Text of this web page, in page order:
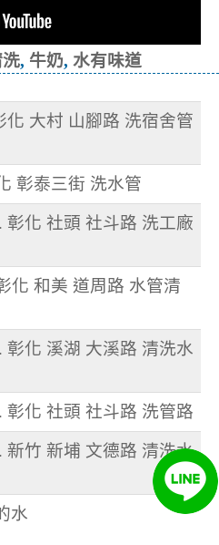
, 牛奶, 水有味道
化 大村 山腳路 洗宿舍管
彰泰三街 洗水管
彰化 社頭 社斗路 洗工廠
化 和美 道周路 水管清
彰化 溪湖 大溪路 清洗水
彰化 社頭 社斗路 洗管路
新竹 新埔 文德路 清洗水
水